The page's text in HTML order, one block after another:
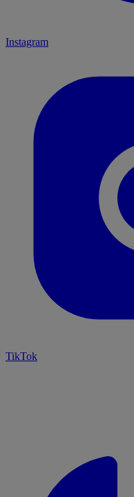
Instagram
TikTok